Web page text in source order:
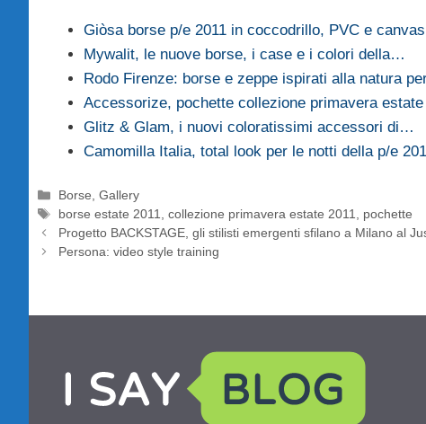
Giòsa borse p/e 2011 in coccodrillo, PVC e
Mywalit, le nuove borse, i case e i colori della…
Rodo Firenze: borse e zeppe ispirati alla natura
Accessorize, pochette collezione primavera estate
Glitz & Glam, i nuovi coloratissimi accessori di…
Camomilla Italia, total look per le notti della p/e
Categorie
Borse ,Gallery
Tag
borse estate 2011 ,collezione primavera estate 2011
pochette
Progetto BACKSTAGE, gli stilisti emergenti sfilano a Milano al
Persona: video style training